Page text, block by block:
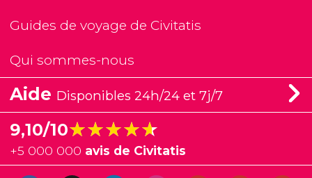
Guides de voyage de Civitatis
Qui sommes-nous
Aide Disponibles 24h/24 et 7j/7
9,10/10★★★★★
★★★★★
+5 000 000 avis de Civitatis